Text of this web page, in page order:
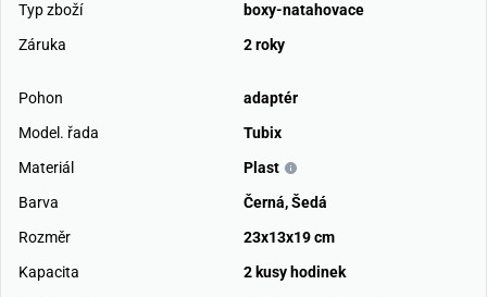
Typ zboží
boxy-natahovace
Záruka
2 roky
Pohon
adaptér
Model. řada
Tubix
Materiál
Plast
Barva
Černá,Šedá
Rozměr
23x13x19 cm
Kapacita
2 kusy hodinek